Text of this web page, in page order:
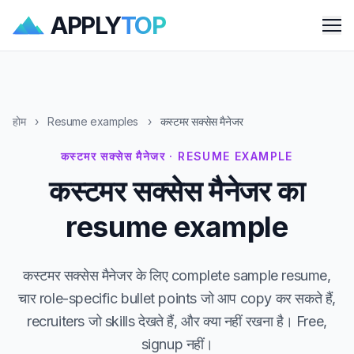
APPLYTOP
होम › Resume examples › कस्टमर सक्सेस मैनेजर
कस्टमर सक्सेस मैनेजर · RESUME EXAMPLE
कस्टमर सक्सेस मैनेजर का
resume example
कस्टमर सक्सेस मैनेजर के लिए complete sample resume,
चार role-specific bullet points जो आप copy कर सकते हैं,
recruiters जो skills देखते हैं, और क्या नहीं रखना है। Free,
signup नहीं।